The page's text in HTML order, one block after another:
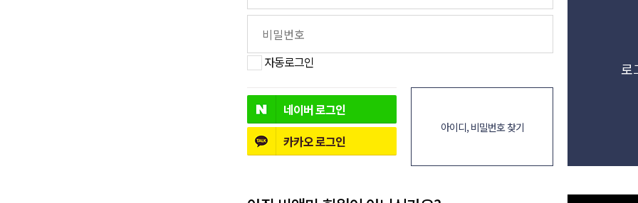
로
자동로그인
네이버로그인
카카오로그인
아이디, 비밀번호 찾기